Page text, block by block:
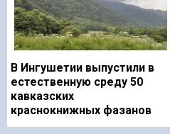
В Ингушетии выпустили в
естественную среду 50
кавказских
краснокнижных фазанов